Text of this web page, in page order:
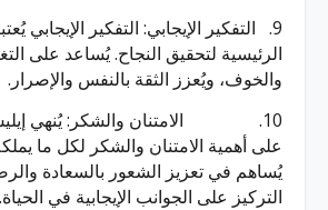
9. التفكير الإيجابي: التفكير الإيجابي
الرئيسية لتحقيق النجاح. يُساعد على
والخوف، ويُعزز الثقة بالنفس والإصرار.
10. الامتنان والشكر: يُنهي إيليس
على أهمية الامتنان والشكر لكل ما
يُساهم في تعزيز الشعور بالسعادة
التركيز على الجوانب الإيجابية في الحياة.